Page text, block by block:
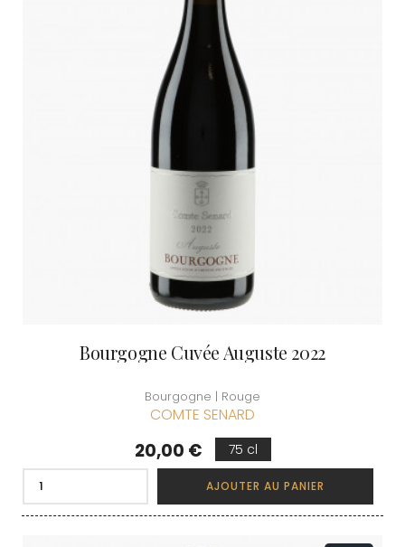
Bourgogne Cuvée Auguste 2022
Bourgogne | Rouge
COMTE SENARD
Prix
20,00 € 75 cl
AJOUTER AU PANIER